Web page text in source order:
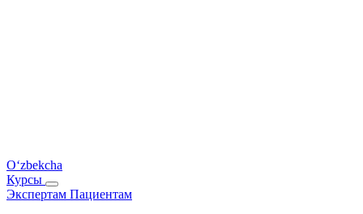
O‘zbekcha
Курсы
Экспертам Пациентам